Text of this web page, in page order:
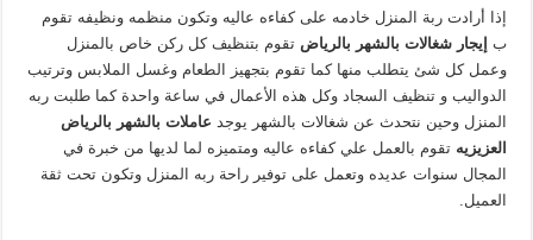
إذا أرادت ربة المنزل خادمه على كفاءه عاليه وتكون منظمه ونظيفه تقوم
ب إيجار شغالات بالشهر بالرياض تقوم بتنظيف كل ركن خاص بالمنزل
وعمل كل شئ يتطلب منها كما تقوم بتجهيز الطعام وغسل الملابس وترتيب
الدواليب و تنظيف السجاد وكل هذه الأعمال في ساعة واحدة كما طلبت ربه
المنزل وحين نتحدث عن شغالات بالشهر يوجد عاملات بالشهر بالرياض
العزيزيهتقوم بالعمل علي كفاءه عاليه ومتميزه لما لديها من خبرة في
المجال سنوات عديده وتعمل على توفير راحة ربه المنزل وتكون تحت ثقة
العميل.